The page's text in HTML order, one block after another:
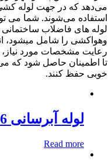
می‌دهد که در جهت لوله کشی
استفاده می‌شوند. شما می
لوله های فاضلاب ساختمانی
وهواکشی را شامل میشود،
رعایت مشخصات مورد نیاز،
تا اطمینان حاصل شود که
خوبی حفظ کنند.
لوله آبرسانی 1.6*50
Read more